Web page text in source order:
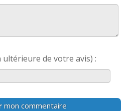
de votre avis) :
mon commentaire